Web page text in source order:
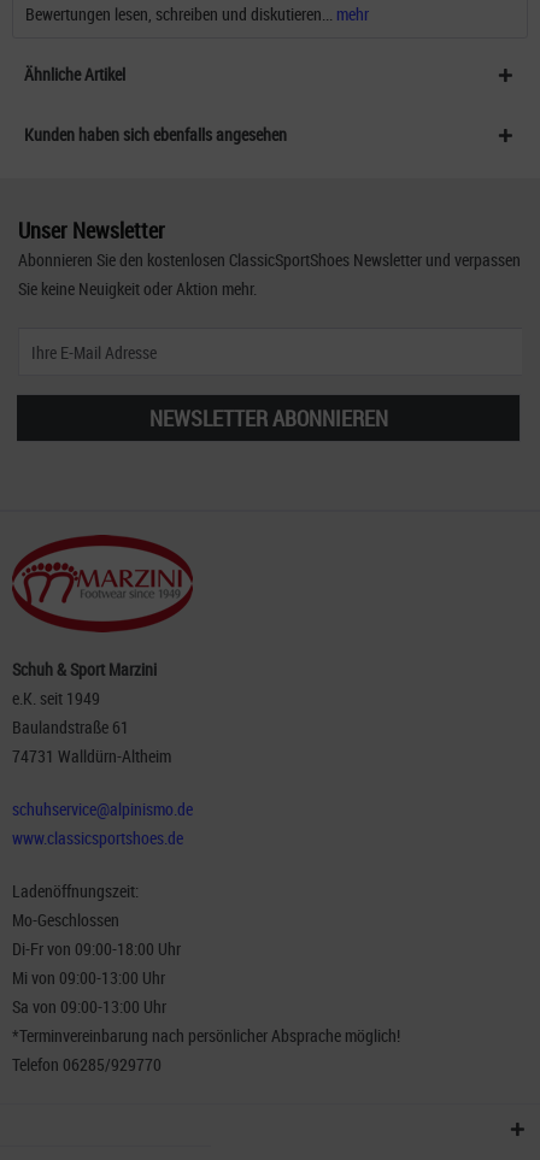
Bewertungen lesen, schreiben und diskutieren...
mehr
Ähnliche Artikel
Kunden haben sich ebenfalls angesehen
Unser Newsletter
Abonnieren Sie den kostenlosen ClassicSportShoes Newsletter und verpassen
Sie keine Neuigkeit oder Aktion mehr.
NEWSLETTER ABONNIEREN
Schuh & Sport Marzini
e.K. seit 1949
Baulandstraße 61
74731 Walldürn-Altheim
schuhservice@alpinismo.de
www.classicsportshoes.de
Ladenöffnungszeit:
Mo-Geschlossen
Di-Fr von 09:00-18:00 Uhr
Mi von 09:00-13:00 Uhr
Sa von 09:00-13:00 Uhr
*Terminvereinbarung nach persönlicher Absprache möglich!
Telefon 06285/929770